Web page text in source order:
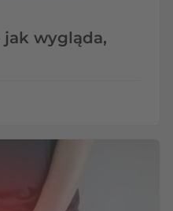
jak wygląda,